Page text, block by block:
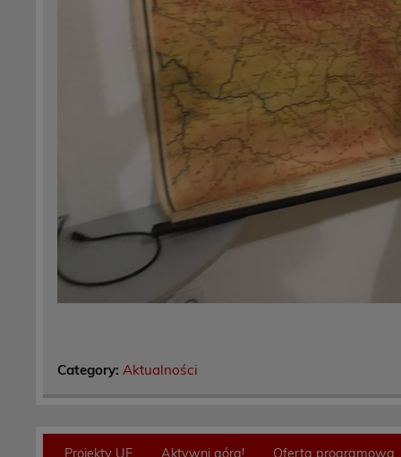
Category:Aktualności
Projekty UE Aktywni górą! Oferta programowa